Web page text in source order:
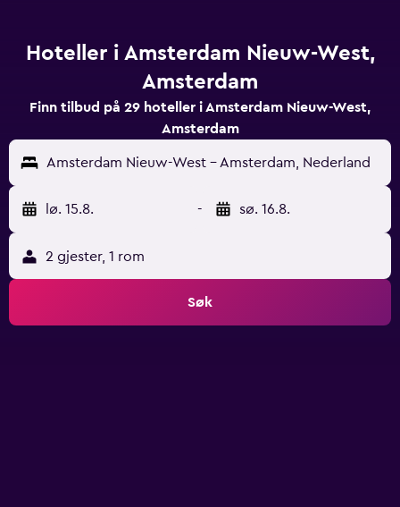
Hoteller i Amsterdam Nieuw-West,
Amsterdam
Finn tilbud på 29 hoteller i Amsterdam Nieuw-West,
Amsterdam
Amsterdam Nieuw-West - Amsterdam, Nederland
lø. 15.8. - sø. 16.8.
2 gjester, 1 rom
Søk